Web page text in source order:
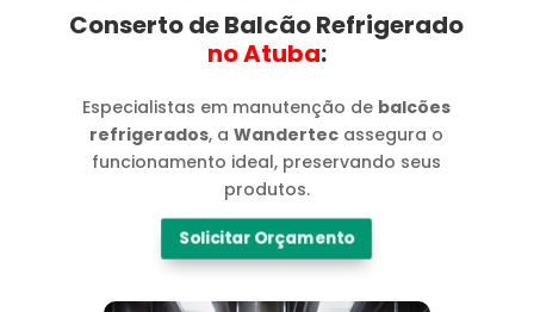
Conserto de Balcão Refrigerado
no Atuba​:
Especialistas em manutenção de balcões
refrigerados, aWandertec assegura o
funcionamento ideal, preservando seus
produtos.
Solicitar Orçamento